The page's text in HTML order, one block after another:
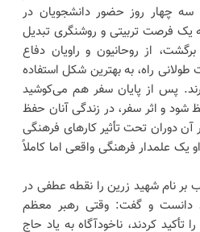
چهار روز حضور دانشجویان در
یک فرصت تربیتی و روشنگری تبدیل
از روحانیون و راویان دفاع
راه، به بهترین شکل استفاده
پس از پایان سفر هم می‌کوشید
شود و اثر سفر، در زندگی آنان حفظ
آن دوران تحت تأثیر کارهای فرهنگی
یک علمدار فرهنگی واقعی اما کاملاً
بر نام شهید زرین را نقطه عطفی در
و گفت: وقتی رهبر معظم
تأکید کردند، ناخودآگاه به یاد حاج